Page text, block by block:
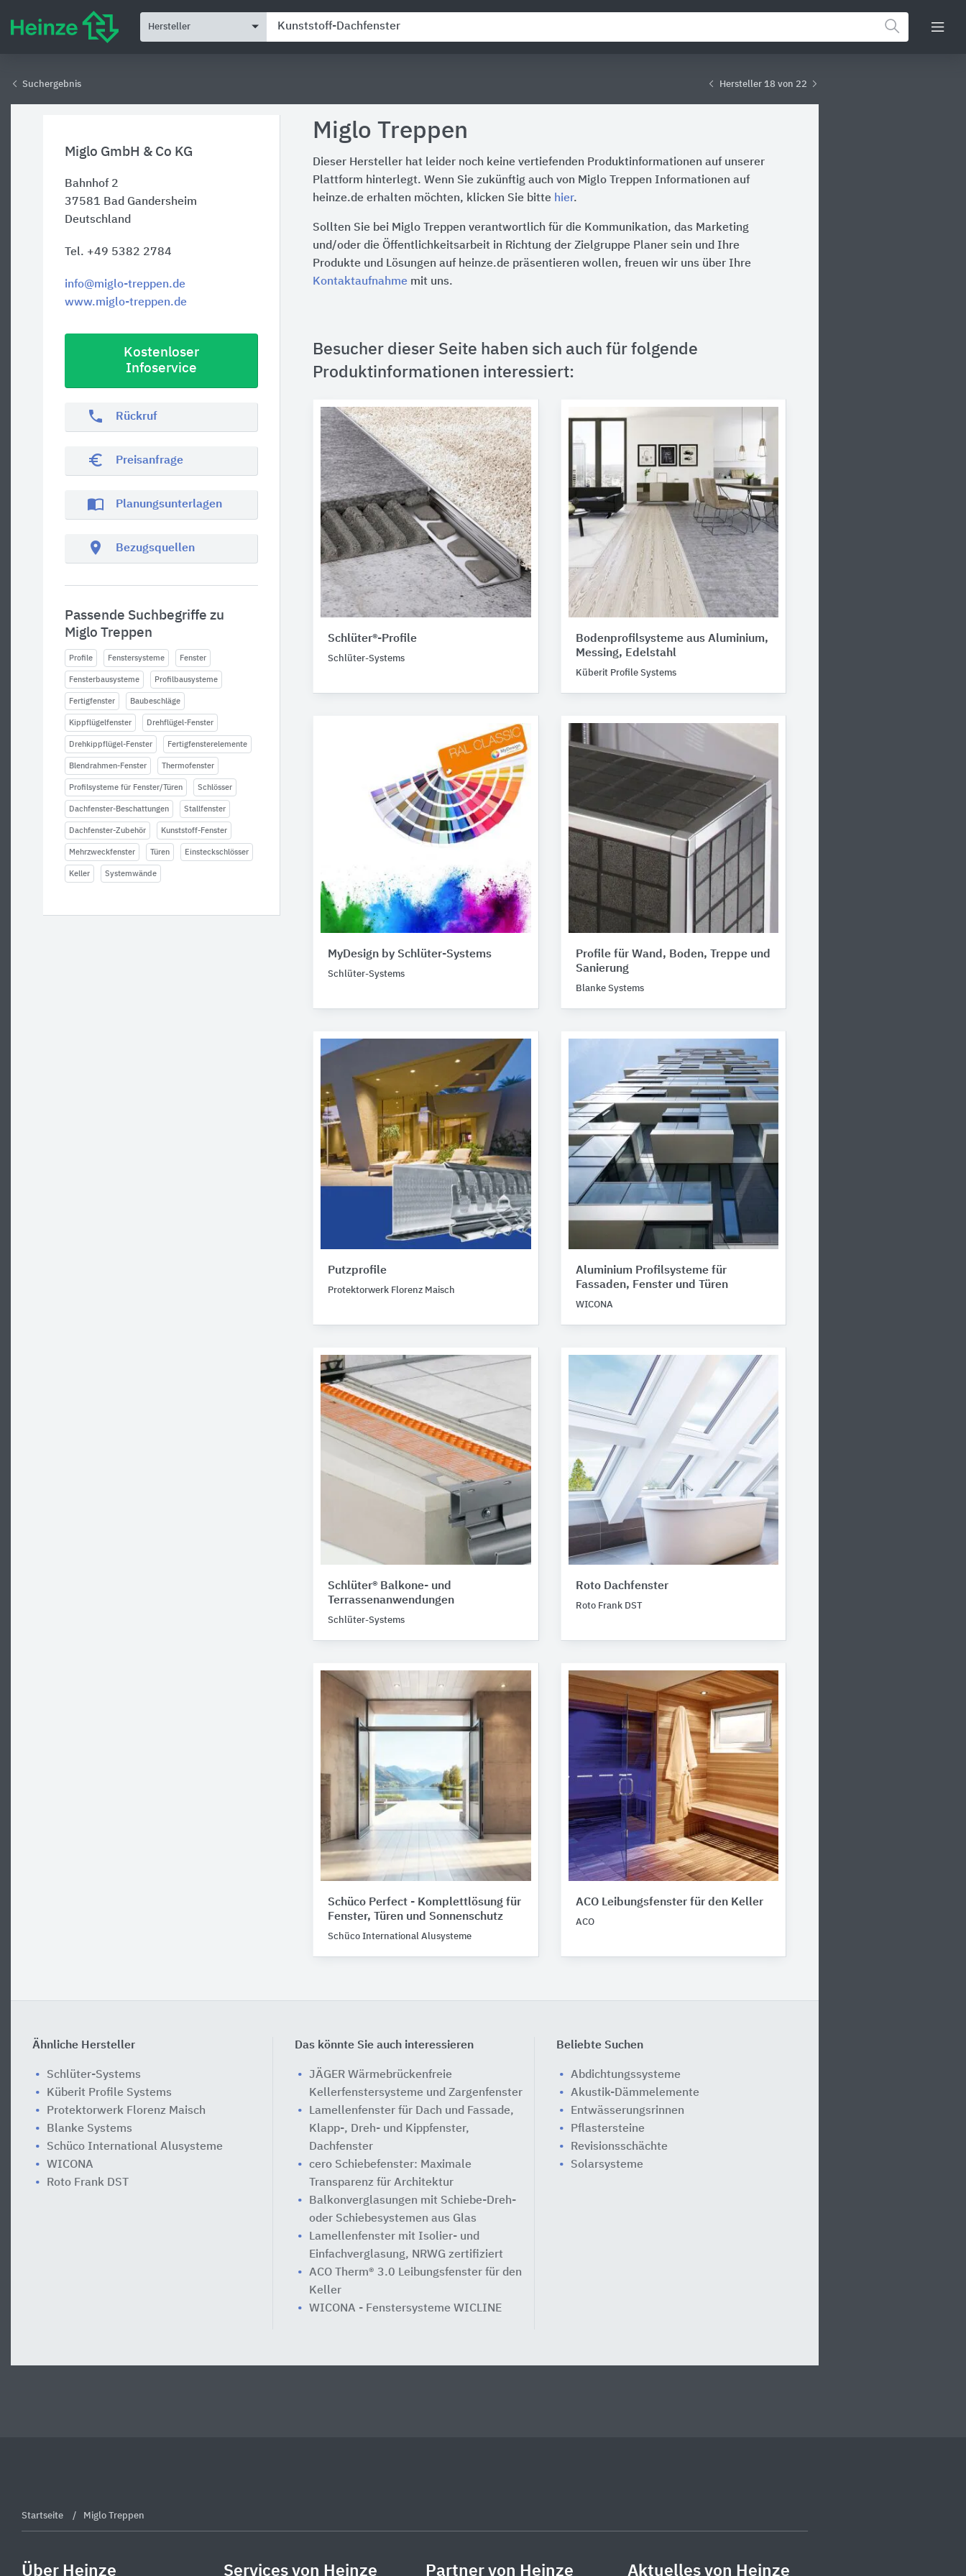
Hersteller
Suchergebnis Hersteller 18 von 22
Miglo GmbH & Co KG
Bahnhof 2
37581 Bad Gandersheim
Deutschland
Tel. +49 5382 2784
info@miglo-treppen.de
www.miglo-treppen.de
Kostenloser
Infoservice
phone Rückruf
euro_symbol Preisanfrage
import_contacts Planungsunterlagen
location_on Bezugsquellen
Passende Suchbegriffe zu
Miglo Treppen
Profile Fenstersysteme Fenster
Fensterbausysteme Profilbausysteme
Fertigfenster Baubeschläge
Kippflügelfenster Drehflügel-Fenster
Drehkippflügel-Fenster Fertigfensterelemente
Blendrahmen-Fenster Thermofenster
Profilsysteme für Fenster/Türen Schlösser
Dachfenster-Beschattungen Stallfenster
Dachfenster-Zubehör Kunststoff-Fenster
Mehrzweckfenster Türen Einsteckschlösser
Keller Systemwände
Miglo Treppen
Dieser Hersteller hat leider noch keine vertiefenden Produktinformationen auf unserer
Plattform hinterlegt. Wenn Sie zukünftig auch von Miglo Treppen Informationen auf
heinze.de erhalten möchten, klicken Sie bitte hier.
Sollten Sie bei Miglo Treppen verantwortlich für die Kommunikation, das Marketing
und/oder die Öffentlichkeitsarbeit in Richtung der Zielgruppe Planer sein und Ihre
Produkte und Lösungen auf heinze.de präsentieren wollen, freuen wir uns über Ihre
Kontaktaufnahme mit uns.
Besucher dieser Seite haben sich auch für folgende
Produktinformationen interessiert:
Schlüter®-Profile
Schlüter-Systems
Bodenprofilsysteme aus Aluminium,
Messing, Edelstahl
Küberit Profile Systems
MyDesign by Schlüter-Systems
Schlüter-Systems
Profile für Wand, Boden, Treppe und
Sanierung
Blanke Systems
Putzprofile
Protektorwerk Florenz Maisch
Aluminium Profilsysteme für
Fassaden, Fenster und Türen
WICONA
Schlüter® Balkone- und
Terrassenanwendungen
Schlüter-Systems
Roto Dachfenster
Roto Frank DST
Schüco Perfect - ​​Komplettlösung für
Fenster, Türen und Sonnenschutz
Schüco International Alusysteme
ACO Leibungsfenster für den Keller
ACO
Ähnliche Hersteller
Schlüter-Systems
Küberit Profile Systems
Protektorwerk Florenz Maisch
Blanke Systems
Schüco International Alusysteme
WICONA
Roto Frank DST
Das könnte Sie auch interessieren
JÄGER Wärmebrückenfreie
Kellerfenstersysteme und Zargenfenster
Lamellenfenster für Dach und Fassade,
Klapp-, Dreh- und Kippfenster,
Dachfenster
cero Schiebefenster: Maximale
Transparenz für Architektur
Balkonverglasungen mit Schiebe-Dreh-
oder Schiebesystemen aus Glas
Lamellenfenster mit Isolier- und
Einfachverglasung, NRWG zertifiziert
ACO Therm® 3.0 Leibungsfenster für den
Keller
WICONA - Fenstersysteme WICLINE
Beliebte Suchen
Abdichtungssysteme
Akustik-Dämmelemente
Entwässerungsrinnen
Pflastersteine
Revisionsschächte
Solarsysteme
Startseite Miglo Treppen
Über Heinze Services von Heinze Partner von Heinze Aktuelles von Heinze